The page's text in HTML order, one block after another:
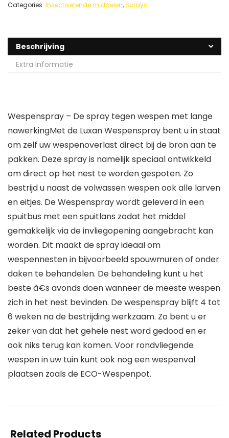
Categories: Insectwerende middelen,Sprays
Beschrijving
Extra informatie
Wespenspray – De spray tegen wespen met lange
nawerkingMet de Luxan Wespenspray bent u in staat
om zelf uw wespenoverlast direct bij de bron aan te
pakken. Deze spray is namelijk speciaal ontwikkeld
om direct op het nest te worden gespoten. Zo
bestrijd u naast de volwassen wespen ook alle larven
en eitjes. De Wespenspray wordt geleverd in een
spuitbus met een spuitlans zodat het middel
gemakkelijk via de invliegopening aangebracht kan
worden. Dit maakt de spray ideaal om
wespennesten in bijvoorbeeld spouwmuren of onder
daken te behandelen. De behandeling kunt u het
beste â€s avonds doen wanneer de meeste wespen
zich in het nest bevinden. De wespenspray blijft 4 tot
6 weken na de bestrijding werkzaam. Zo bent u er
zeker van dat het gehele nest word gedood en er
ook niks terug kan komen. Voor rondvliegende
wespen in uw tuin kunt ook nog een wespenval
plaatsen zoals de ECO-Wespenpot.
Related Products